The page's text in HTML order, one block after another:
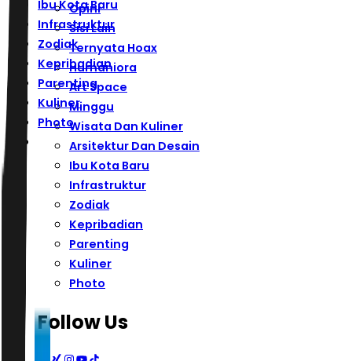
Ibu Kota Baru
Infrastruktur
Zodiak
Kepribadian
Parenting
Kuliner
Photo
Opini
Sisi Lain
Ternyata Hoax
Humaniora
Art Space
Minggu
Wisata Dan Kuliner
Arsitektur Dan Desain
Ibu Kota Baru
Infrastruktur
Zodiak
Kepribadian
Parenting
Kuliner
Photo
Follow Us